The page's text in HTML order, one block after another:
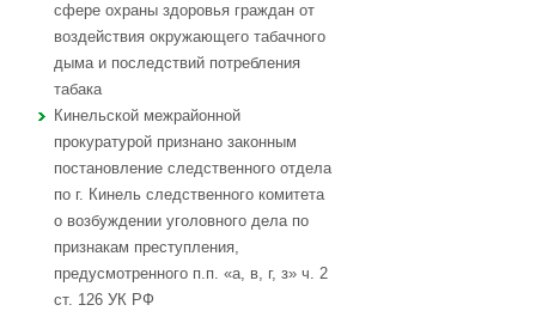
сфере охраны здоровья граждан от
воздействия окружающего табачного
дыма и последствий потребления
табака
Кинельской межрайонной
прокуратурой признано законным
постановление следственного отдела
по г. Кинель следственного комитета
о возбуждении уголовного дела по
признакам преступления,
предусмотренного п.п. «а, в, г, з» ч. 2
ст. 126 УК РФ